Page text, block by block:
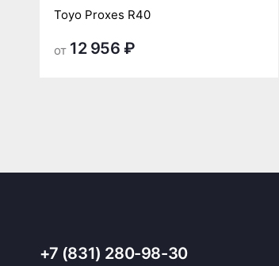
Toyo Proxes R40
от 12 956 ₽
+7 (831) 280-98-30